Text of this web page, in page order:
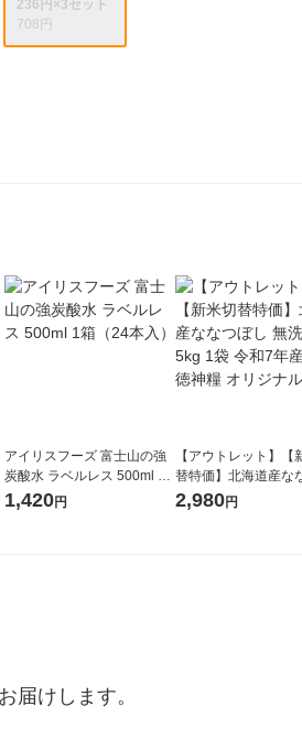
236円×3セット
708円
アイリスフーズ 富士山の強
炭酸水 ラベルレス 500ml 1
箱（24本入）
1,420円
【アウトレット】【
替特価】北海道産な
し 無洗米 5kg 1袋 令
2,980円
届けします。